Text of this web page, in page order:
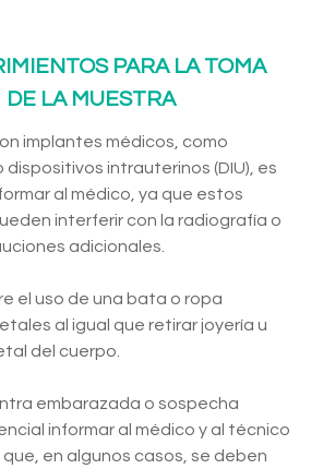
PARA LA TOMA
DE LA MUESTRA
implantes médicos, como
intrauterinos (DIU), es
al médico, ya que estos
interferir con la radiografía o
adicionales.
el uso de una bata o ropa
al igual que retirar joyería u
del cuerpo.
embarazada o sospecha
informar al médico y al técnico
que, en algunos casos, se deben